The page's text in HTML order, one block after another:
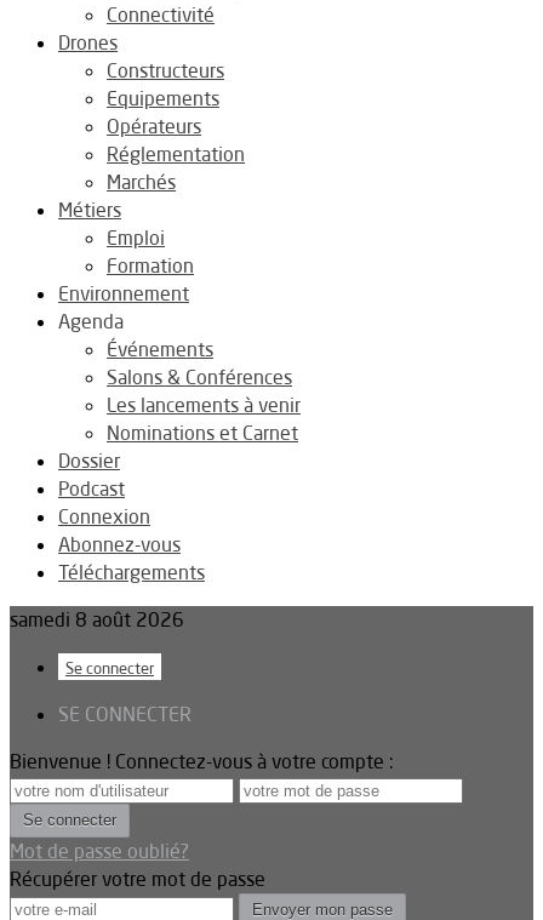
Connectivité
Drones
Constructeurs
Equipements
Opérateurs
Réglementation
Marchés
Métiers
Emploi
Formation
Environnement
Agenda
Événements
Salons & Conférences
Les lancements à venir
Nominations et Carnet
Dossier
Podcast
Connexion
Abonnez-vous
Téléchargements
samedi 8 août 2026
Se connecter
SE CONNECTER
Bienvenue ! Connectez-vous à votre compte :
Mot de passe oublié?
Récupérer votre mot de passe